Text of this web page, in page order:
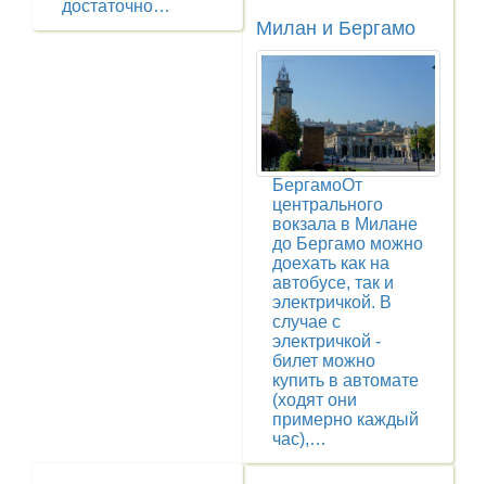
достаточно…
Милан и Бергамо
БергамоОт
центрального
вокзала в Милане
до Бергамо можно
доехать как на
автобусе, так и
электричкой. В
случае с
электричкой -
билет можно
купить в автомате
(ходят они
примерно каждый
час),…